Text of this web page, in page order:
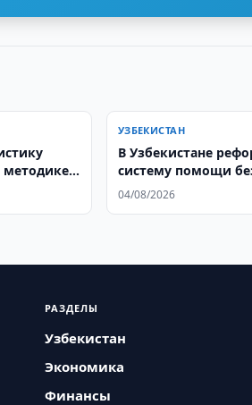
методике
УЗБЕКИСТАН
В Узбекистане
систему помощи
04/08/2026
РАЗДЕЛЫ
Узбекистан
Экономика
Финансы